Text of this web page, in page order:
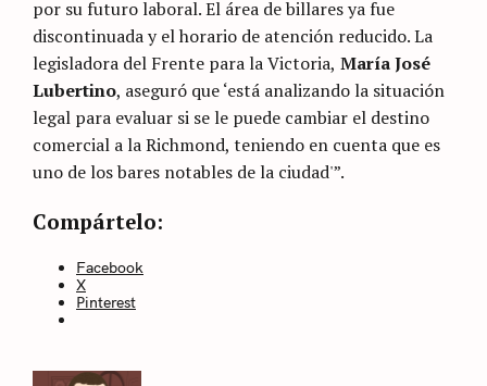
por su futuro laboral. El área de billares ya fue
discontinuada y el horario de atención reducido. La
legisladora del Frente para la Victoria, María José
Lubertino, aseguró que ‘está analizando la situación
legal para evaluar si se le puede cambiar el destino
comercial a la Richmond, teniendo en cuenta que es
uno de los bares notables de la ciudad'”.
CategoriesSin
Compártelo:
Facebook
X
Pinterest